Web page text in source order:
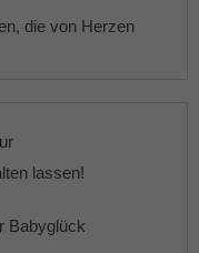
die von Herzen
lassen!
Babyglück